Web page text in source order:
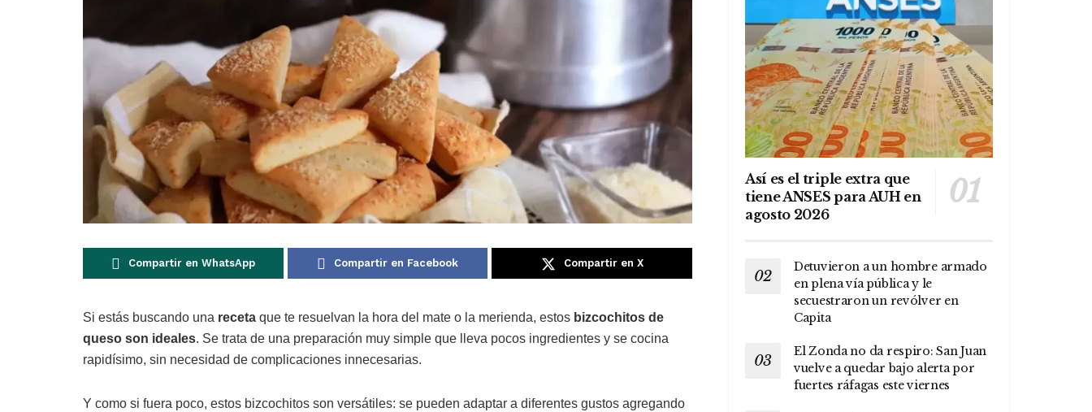
Compartir en WhatsApp Compartir en Facebook Compartir en X
Si estás buscando una receta que te resuelvan la hora del mate o la merienda, estos bizcochitos de
queso son ideales. Se trata de una preparación muy simple que lleva pocos ingredientes y se cocina
rapidísimo, sin necesidad de complicaciones innecesarias.
Y como si fuera poco, estos bizcochitos son versátiles: se pueden adaptar a diferentes gustos agregando
Así es el triple extra que
tiene ANSES para AUH en
agosto 2026
Detuvieron a un hombre armado
en plena vía pública y le
secuestraron un revólver en
Capita
El Zonda no da respiro: San Juan
vuelve a quedar bajo alerta por
fuertes ráfagas este viernes